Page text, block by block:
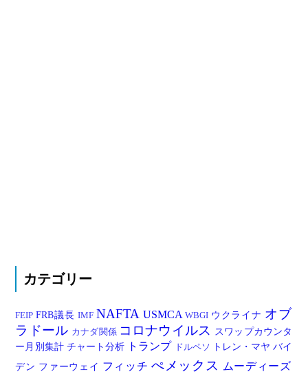
カテゴリー
FEIPFRB議長IMF NAFTA USMCAWBGI ウクライナ オブ
ラドール カナダ関係 コロナウイルス スワップカウンタ
ー月別集計 チャート分析 トランプ ドルペソ トレン・マヤバイ
デン ファーウェイ フィッチぺメックス ムーディーズ